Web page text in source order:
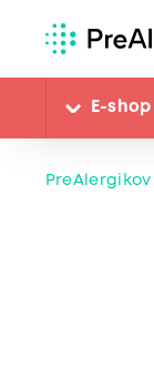
E-shop
PreAlergikov